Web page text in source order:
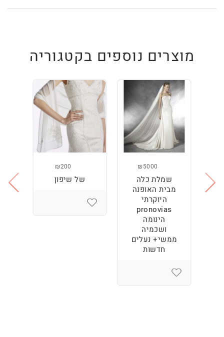
מוצרים נוספים בקטגוריה
₪5000
שמלת כלה
מבית האופנה
היוקרתי
pronovias
הינומה
ושכמיה
ממשי+ נעלים
חדשות
₪200
של שיפון